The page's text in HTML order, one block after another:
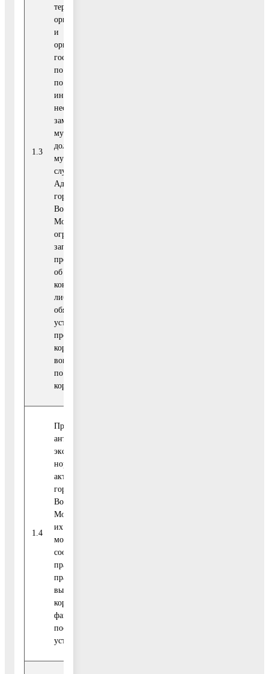
1.3
территориальными
органами федеральных
и региональных
органов
государственной власти
по Московской области
по вопросам обмена
информацией о фактах
несоблюдения лицами,
замещающими
муниципальные
должности,
муниципальными
служащими
Администрации
городского округа
Воскресенск
Московской области
ограничений и
запретов, требований о
предотвращении или
об урегулировании
конфликта интересов,
либо неисполнения
обязанностей,
установленных в целях
противодействия
коррупции, а также по
вопросам деятельности
по противодействию
коррупции.
1.4
Проведение
антикоррупционной
экспертизы
нормативных правовых
актов Администрации
городского округа
Воскресенск
Московской области и
их проектов с учетом
мониторинга
соответствующей
правоприменительной
практики в целях
выявления
коррупциогенных
факторов и
последующего их
устранения.